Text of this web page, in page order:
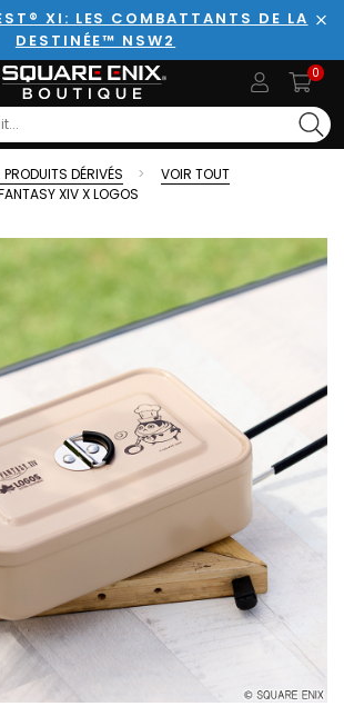
XI: LES COMBATTANTS DE LA
DESTINÉE™ NSW2
0
DÉRIVÉS
VOIR TOUT
XIV X LOGOS